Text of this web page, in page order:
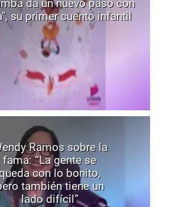
da un nuevo paso con
su primer cuento infantil
Ramos sobre la
fama: “La gente se
queda con lo bonito,
también tiene un
lado difícil”